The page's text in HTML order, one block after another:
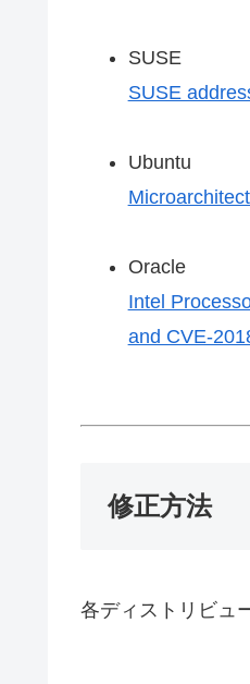
SUSE
SUSE
Ubuntu
Oracle
Intel
and CVE-
修正方法
各ディストリビュ